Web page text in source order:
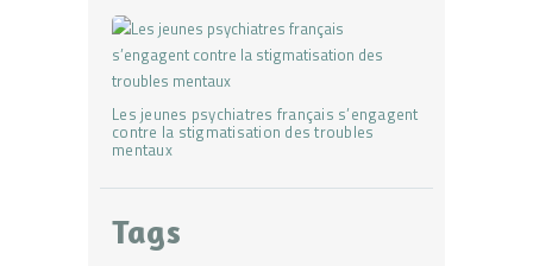
Les jeunes psychiatres français s’engagent
contre la stigmatisation des troubles
mentaux
Tags